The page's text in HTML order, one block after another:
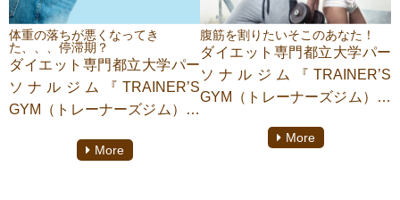
体重の落ちが悪くなってき
た、、、停滞期？
ダイエット専門都立大学パー
ソナルジム『TRAINER’S
GYM（トレーナーズジム）』
をしております【西郷滉洋】
More
腹筋を割りたいそこのあなた！
ダイエット専門都立大学パー
ソナルジム『TRAINER’S
GYM（トレーナーズジム）』
をしております【西郷滉洋】
More